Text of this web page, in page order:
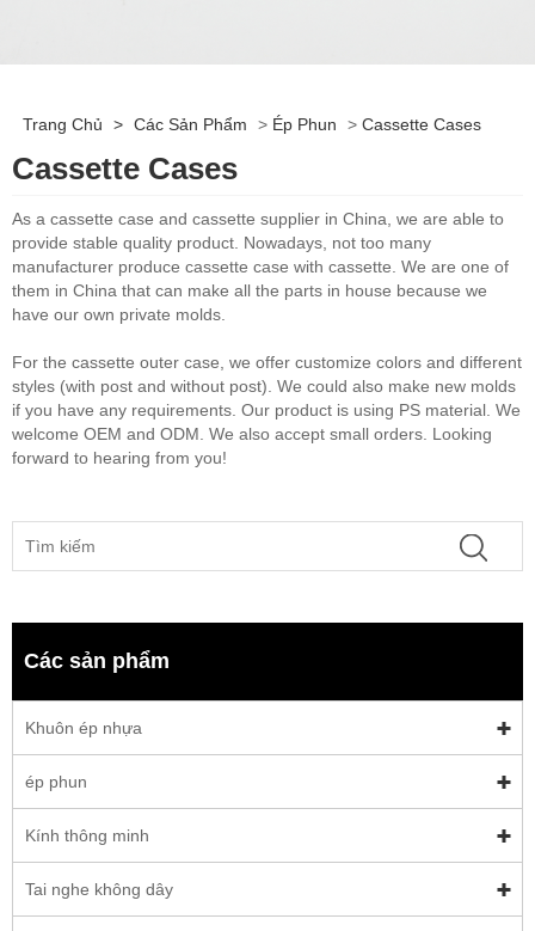
Trang Chủ > Các Sản Phẩm > Ép Phun > Cassette Cases
Cassette Cases
As a cassette case and cassette supplier in China, we are able to
provide stable quality product. Nowadays, not too many
manufacturer produce cassette case with cassette. We are one of
them in China that can make all the parts in house because we
have our own private molds.
For the cassette outer case, we offer customize colors and different
styles (with post and without post). We could also make new molds
if you have any requirements. Our product is using PS material. We
welcome OEM and ODM. We also accept small orders. Looking
forward to hearing from you!
Các sản phẩm
Khuôn ép nhựa
ép phun
Kính thông minh
Tai nghe không dây